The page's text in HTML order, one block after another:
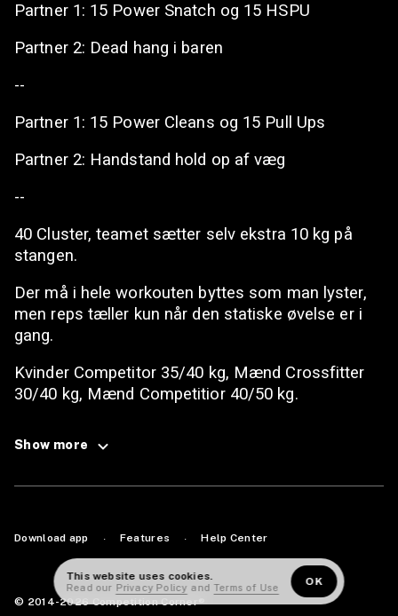
Partner 1: 15 Power Snatch og 15 HSPU
Partner 2: Dead hang i baren
--
Partner 1: 15 Power Cleans og 15 Pull Ups
Partner 2: Handstand hold op af væg
--
40 Cluster, teamet sætter selv ekstra 10 kg på
stangen.
Der må i hele workouten byttes som man lyster,
men reps tæller kun når den statiske øvelse er i
gang.
Kvinder Competitor 35/40 kg, Mænd Crossfitter
30/40 kg, Mænd Competitior 40/50 kg.
Show more
Download app · Features · Help Center
© 2014-2026 Competition Corner®
This website uses cookies.
Read our Privacy Policy and Terms of Use OK